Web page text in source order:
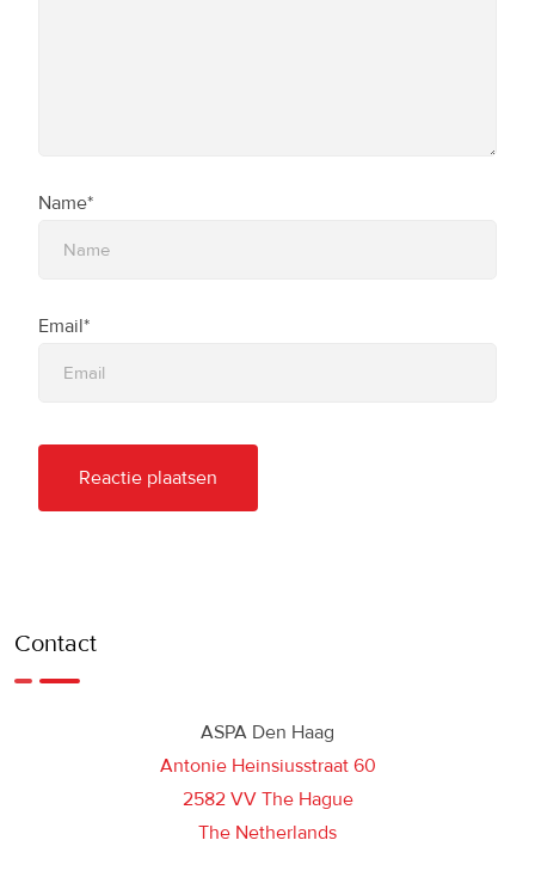
Name*
Email*
Contact
ASPA Den Haag
Antonie Heinsiusstraat 60
2582 VV The Hague
The Netherlands